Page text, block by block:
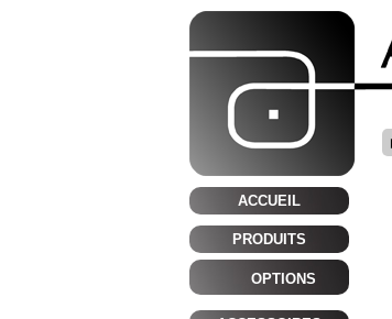
ACCUEIL
PRODUITS
OPTIONS